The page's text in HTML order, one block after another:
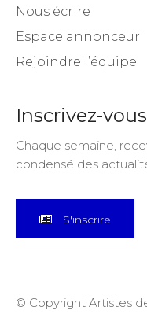
Nous écrire
Espace annonceur
Rejoindre l’équipe
Inscrivez-
Chaque semaine,
condensé des
S'inscrire
© Copyright Artistes